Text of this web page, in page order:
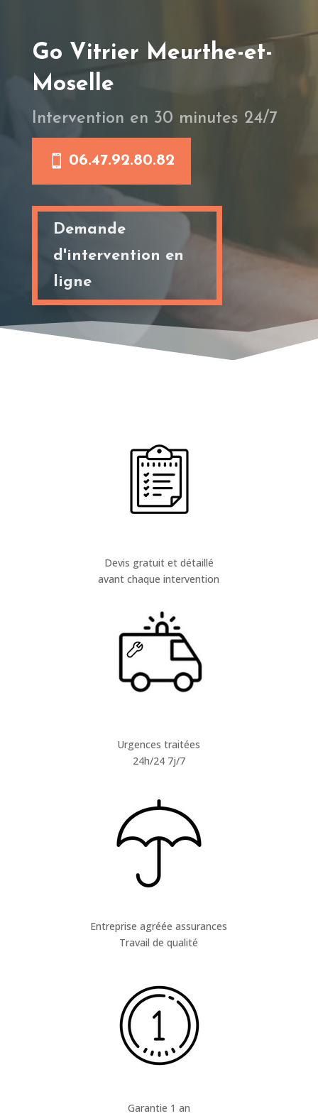
Go Vitrier Meurthe-et-
Moselle
Intervention en 30 minutes 24/7
06.47.92.80.82
Demande
d'intervention en
ligne
Devis gratuit et détaillé
avant chaque intervention
Urgences traitées
24h/24 7j/7
Entreprise agréée assurances
Travail de qualité
Garantie 1 an